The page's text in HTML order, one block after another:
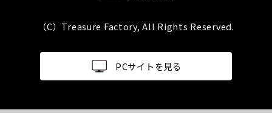
（C）Treasure Factory, All Rights Reserved.
PCサイトを見る